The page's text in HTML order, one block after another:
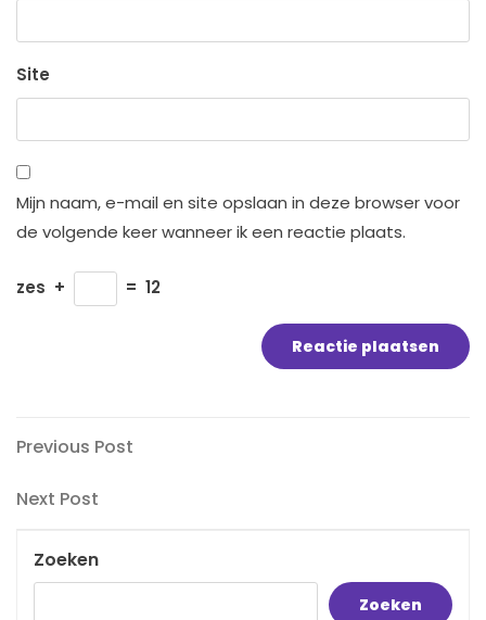
Site
Mijn naam, e-mail en site opslaan in deze browser voor
de volgende keer wanneer ik een reactie plaats.
zes + = 12
Bericht
navigatie
Previous
Previous Post
Next
Next Post
Zoeken
Zoeken